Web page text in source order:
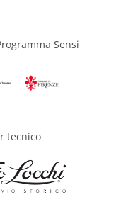
Sensi
tecnico